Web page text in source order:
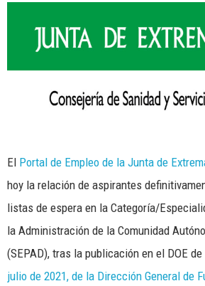
El Portal de Empleo de la Junta de
hoy la relación de aspirantes
listas de espera en la Categoría/
la Administración de la Comunidad
(SEPAD), tras la publicación en el DOE de
julio de 2021, de la Dirección General de